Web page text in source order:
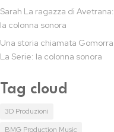
Sarah La ragazza di Avetrana:
la colonna sonora
Una storia chiamata Gomorra
La Serie: la colonna sonora
Tag cloud
3D Produzioni
BMG Production Music